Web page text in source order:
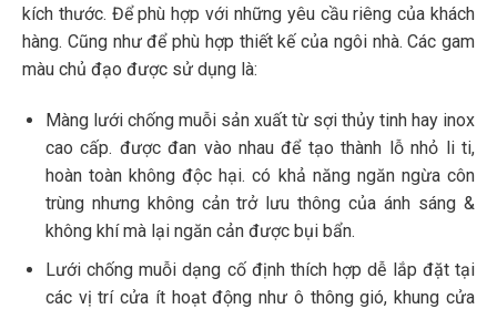
kích thước. Để phù hợp với những yêu cầu riêng của khách
hàng. Cũng như để phù hợp thiết kế của ngôi nhà. Các gam
màu chủ đạo được sử dụng là:
Màng lưới chống muỗi sản xuất từ sợi thủy tinh hay inox
cao cấp. được đan vào nhau để tạo thành lỗ nhỏ li ti,
hoàn toàn không độc hại. có khả năng ngăn ngừa côn
trùng nhưng không cản trở lưu thông của ánh sáng &
không khí mà lại ngăn cản được bụi bẩn.
Lưới chống muỗi dạng cố định thích hợp dễ lắp đặt tại
các vị trí cửa ít hoạt động như ô thông gió, khung cửa